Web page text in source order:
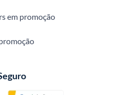
em promoção